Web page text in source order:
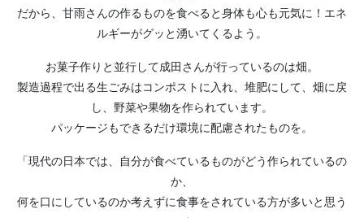
だから、甘雨さんの作るものを食べると身体も心も元気に！エネ
ルギーがグッと湧いてくるよう。
お菓子作りと並行して成田さんが行っているのは畑。
製造過程で出る生ごみはコンポストに入れ、堆肥にして、畑に戻
し、野菜や果物を作られています。
パッケージもできるだけ環境に配慮されたものを。
「現代の日本では、自分が食べているものがどう作られているの
か、
何を口にしているのか考えずに食事をされている方が多いと思う